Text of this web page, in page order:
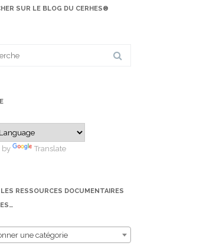
SUR LE BLOG DU CERHES®
by Translate
RESSOURCES DOCUMENTAIRES
une catégorie